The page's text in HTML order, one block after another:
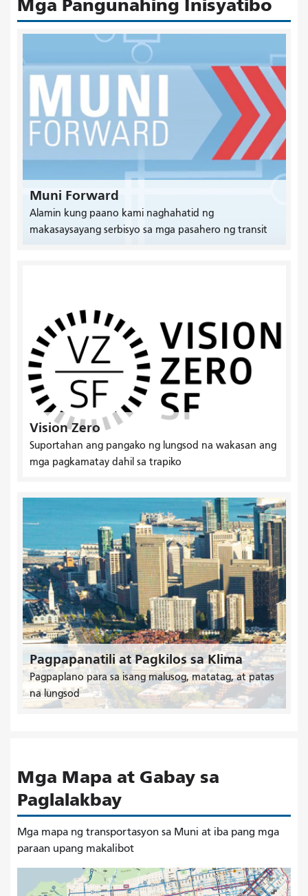
Mga Pangunahing Inisyatibo
Muni Forward
Alamin kung paano kami naghahatid ng
makasaysayang serbisyo sa mga pasahero ng transit
Vision Zero
Suportahan ang pangako ng lungsod na wakasan ang
mga pagkamatay dahil sa trapiko
Pagpapanatili at Pagkilos sa Klima
Pagpaplano para sa isang malusog, matatag, at patas
na lungsod
Mga Mapa at Gabay sa
Paglalakbay
Mga mapa ng transportasyon sa Muni at iba pang mga
paraan upang makalibot